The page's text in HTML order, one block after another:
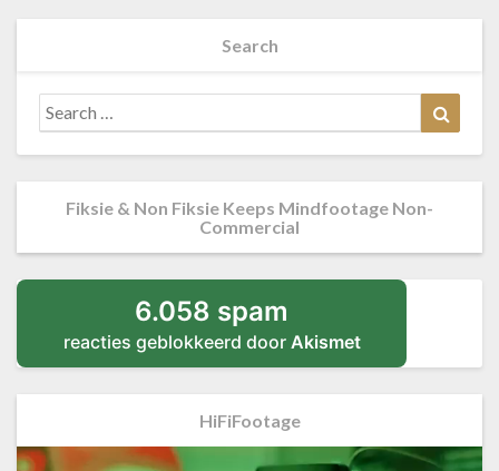
Search
Search
for:
Fiksie & Non Fiksie Keeps Mindfootage Non-
Commercial
6.058 spam
reacties geblokkeerd door Akismet
HiFiFootage
Videospeler